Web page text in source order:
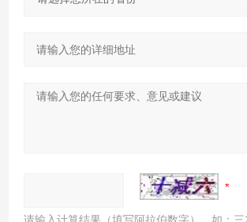
请输入计算结果（填写阿拉伯数字），如：三